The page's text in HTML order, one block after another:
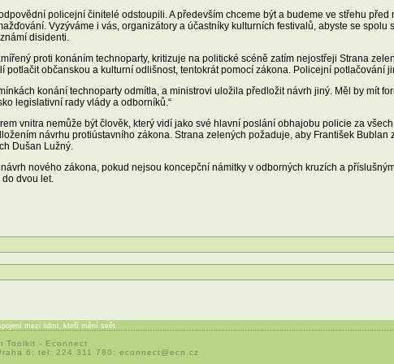
policejní činitelé odstoupili. A především chceme být a budeme ve střehu
Vyzýváme i vás, organizátory a účastníky kulturních festivalů, abyste se spolu
disidenti.
proti konáním technoparty, kritizuje na politické scéně zatím nejostřeji Strana
občanskou a kulturní odlišnost, tentokrát pomocí zákona. Policejní potlačování
konání technoparty odmítla, a ministrovi uložila předložit návrh jiný. Měl by mít
legislativní rady vlády a odborníků.“
vnitra nemůže být člověk, který vidí jako své hlavní poslání obhajobu policie za
návrhu protiústavního zákona. Strana zelených požaduje, aby František
Dušan Lužný.
nového zákona, pokud nejsou koncepční námitky v odborných kruzích a
dvou let.
mezi lidmi, kteří mění svět
Toolkit - Econnect
6; tel: 224 311 780; econnect@ecn.cz